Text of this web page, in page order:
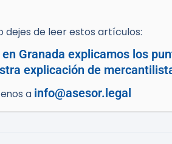
dejes de leer estos artículos:
Granada explicamos los
explicación de
a info@asesor.legal